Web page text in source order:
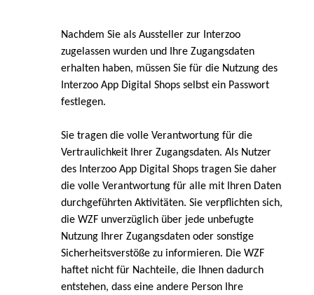
Nachdem Sie als Aussteller zur Interzoo
zugelassen wurden und Ihre Zugangsdaten
erhalten haben, müssen Sie für die Nutzung des
Interzoo App Digital Shops selbst ein Passwort
festlegen.
Sie tragen die volle Verantwortung für die
Vertraulichkeit Ihrer Zugangsdaten. Als Nutzer
des Interzoo App Digital Shops tragen Sie daher
die volle Verantwortung für alle mit Ihren Daten
durchgeführten Aktivitäten. Sie verpflichten sich,
die WZF unverzüglich über jede unbefugte
Nutzung Ihrer Zugangsdaten oder sonstige
Sicherheitsverstöße zu informieren. Die WZF
haftet nicht für Nachteile, die Ihnen dadurch
entstehen, dass eine andere Person Ihre